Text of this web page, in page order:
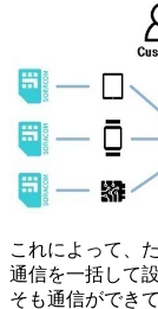
これによって、
通信を一括して
そも通信ができ